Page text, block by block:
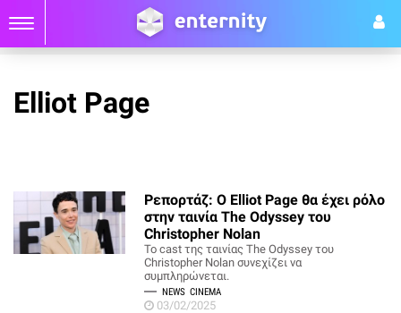
Elliot Page
Ρεπορτάζ: Ο Elliot Page θα έχει ρόλο
στην ταινία The Odyssey του
Christopher Nolan
Το cast της ταινίας The Odyssey του
Christopher Nolan συνεχίζει να
συμπληρώνεται.
NEWS CINEMA
03/02/2025